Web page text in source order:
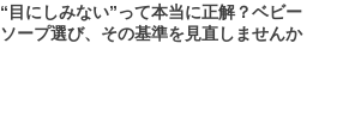
“目にしみない”って本当に正解？ベビー
ソープ選び、その基準を見直しませんか